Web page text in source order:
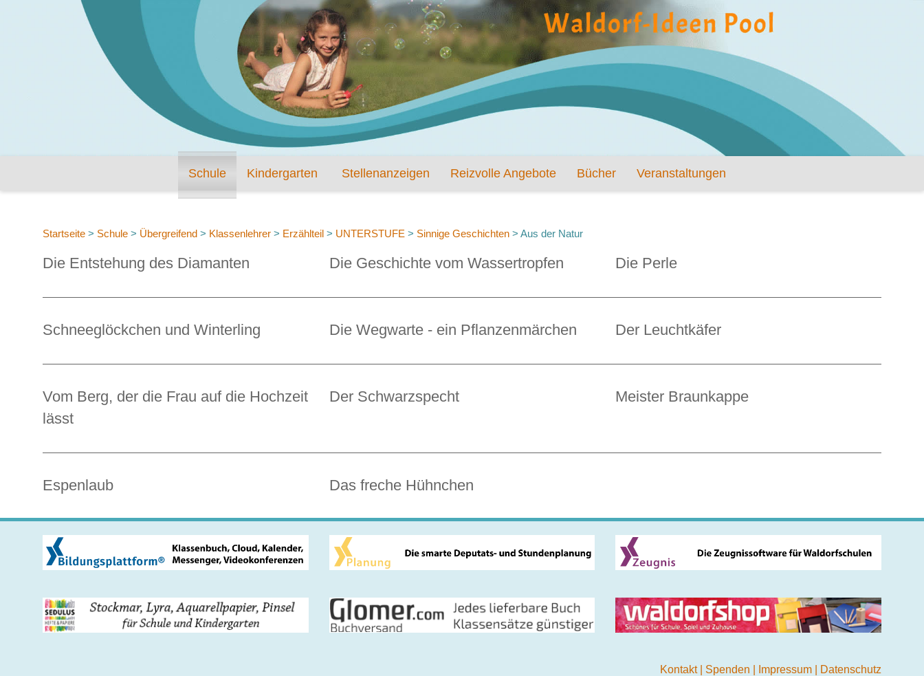
Schule Kindergarten Stellenanzeigen Reizvolle Angebote Bücher Veranstaltungen
Startseite > Schule > Übergreifend > Klassenlehrer > Erzählteil > UNTERSTUFE > Sinnige Geschichten > Aus der Natur
Die Entstehung des Diamanten Die Geschichte vom Wassertropfen Die Perle
Schneeglöckchen und Winterling Die Wegwarte - ein Pflanzenmärchen Der Leuchtkäfer
Vom Berg, der die Frau auf die Hochzeit
lässt
Der Schwarzspecht Meister Braunkappe
Espenlaub Das freche Hühnchen
Kontakt Spenden Impressum Datenschutz